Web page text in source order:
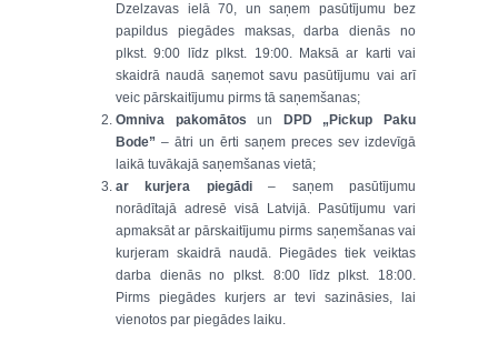
Dzelzavas ielā 70, un saņem pasūtījumu bez
papildus piegādes maksas, darba dienās no
plkst. 9:00 līdz plkst. 19:00. Maksā ar karti vai
skaidrā naudā saņemot savu pasūtījumu vai arī
veic pārskaitījumu pirms tā saņemšanas;
Omniva pakomātosun
DPD „Pickup Paku
Bode” – ātri un ērti saņem preces sev izdevīgā
laikā tuvākajā saņemšanas vietā;
ar kurjera piegādi– saņem pasūtījumu
norādītajā adresē visā Latvijā. Pasūtījumu vari
apmaksāt ar pārskaitījumu pirms saņemšanas vai
kurjeram skaidrā naudā. Piegādes tiek veiktas
darba dienās no plkst. 8:00 līdz plkst. 18:00.
Pirms piegādes kurjers ar tevi sazināsies, lai
vienotos par piegādes laiku.